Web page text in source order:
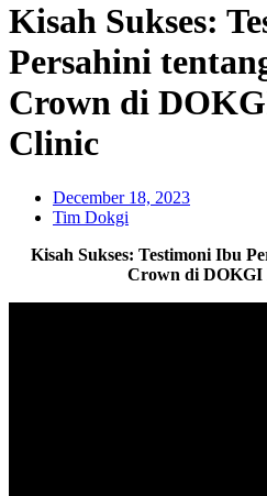
Kisah Sukses:
Persahini
Crown di
Clinic
December 18, 2023
Tim Dokgi
Kisah Sukses: Testimoni Ibu
Crown di DOKGI